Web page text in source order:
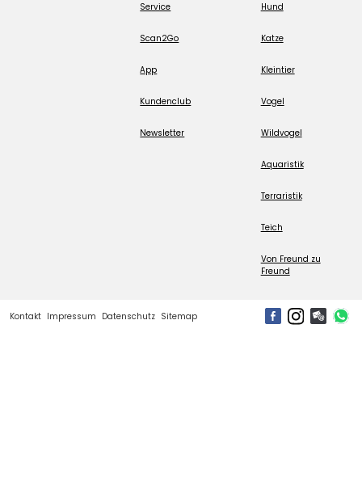
Service
Scan2Go
App
Kundenclub
Newsletter
Hund
Katze
Kleintier
Vogel
Wildvogel
Aquaristik
Terraristik
Teich
Von Freund zu
Freund
Kontakt Impressum Datenschutz Sitemap